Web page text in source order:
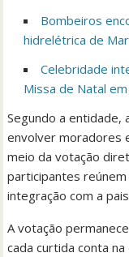
Bombeiros
hidrelétrica de
Celebridade
Missa de Natal
Segundo a entidade,
envolver moradores
meio da votação
participantes
integração com a
A votação
cada curtida conta